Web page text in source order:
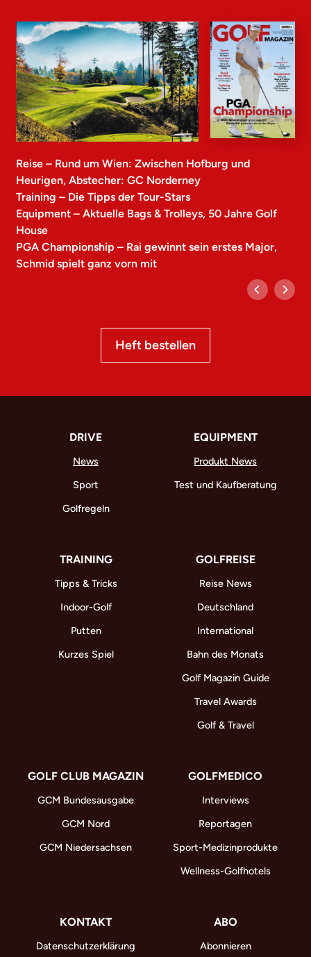
Reise – Rund um Wien: Zwischen Hofburg und
Heurigen, Abstecher: GC Norderney
Training – Die Tipps der Tour-Stars
Equipment – Aktuelle Bags & Trolleys, 50 Jahre Golf
House
PGA Championship – Rai gewinnt sein erstes Major,
Schmid spielt ganz vorn mit
Heft bestellen
DRIVE
News
Sport
Golfregeln
EQUIPMENT
Produkt News
Test und Kaufberatung
TRAINING
Tipps & Tricks
Indoor-Golf
Putten
Kurzes Spiel
GOLFREISE
Reise News
Deutschland
International
Bahn des Monats
Golf Magazin Guide
Travel Awards
Golf & Travel
GOLF CLUB MAGAZIN
GCM Bundesausgabe
GCM Nord
GCM Niedersachsen
GOLFMEDICO
Interviews
Reportagen
Sport-Medizinprodukte
Wellness-Golfhotels
KONTAKT
Datenschutzerklärung
ABO
Abonnieren